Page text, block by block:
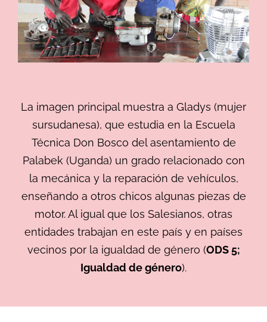
La imagen principal muestra a Gladys (mujer
sursudanesa), que estudia en la Escuela
Técnica Don Bosco del asentamiento de
Palabek (Uganda) un grado relacionado con
la mecánica y la reparación de vehículos,
enseñando a otros chicos algunas piezas de
motor. Al igual que los Salesianos, otras
entidades trabajan en este país y en países
vecinos por la igualdad de género (ODS 5;
Igualdad de género).